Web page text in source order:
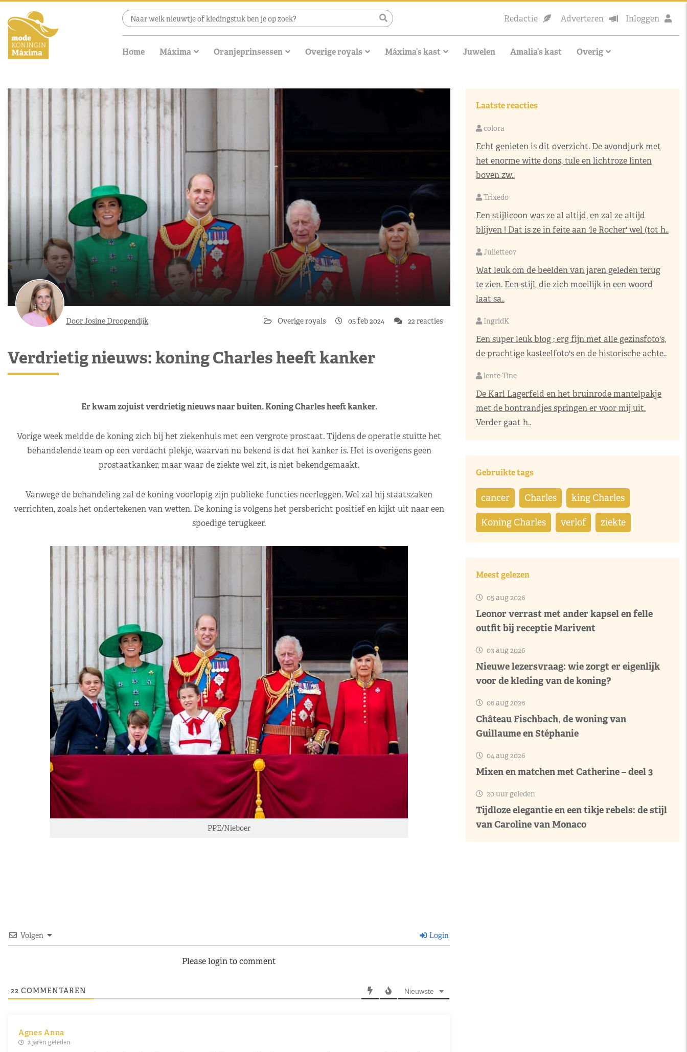
Redactie Adverteren Inloggen
Home Máxima Oranjeprinsessen Overige royals Máxima’s kast Juwelen Amalia’s kast Overig
Door Josine Droogendijk Overige royals 05 feb 2024 22 reacties
Verdrietig nieuws: koning Charles heeft kanker
Er kwam zojuist verdrietig nieuws naar buiten. Koning Charles heeft kanker.
Vorige week meldde de koning zich bij het ziekenhuis met een vergrote prostaat. Tijdens de operatie stuitte het
behandelende team op een verdacht plekje, waarvan nu bekend is dat het kanker is. Het is overigens geen
prostaatkanker, maar waar de ziekte wel zit, is niet bekendgemaakt.
Vanwege de behandeling zal de koning voorlopig zijn publieke functies neerleggen. Wel zal hij staatszaken
verrichten, zoals het ondertekenen van wetten. De koning is volgens het persbericht positief en kijkt uit naar een
spoedige terugkeer.
PPE/Nieboer
Volgen Login
Please login to comment
22 COMMENTAREN Nieuwste
Agnes Anna
2 jaren geleden
Laatste reacties
colora
Echt genieten is dit overzicht. De avondjurk met
het enorme witte dons, tule en lichtroze linten
boven zw..
Trixedo
Een stijlicoon was ze al altijd, en zal ze altijd
blijven ! Dat is ze in feite aan 'le Rocher' wel (tot h..
Juliette07
Wat leuk om de beelden van jaren geleden terug
te zien. Een stijl, die zich moeilijk in een woord
laat sa..
IngridK
Een super leuk blog ; erg fijn met alle gezinsfoto's,
de prachtige kasteelfoto's en de historische achte..
lente-Tine
De Karl Lagerfeld en het bruinrode mantelpakje
met de bontrandjes springen er voor mij uit.
Verder gaat h..
Gebruikte tags
cancer Charles king Charles
Koning Charles verlof ziekte
Meest gelezen
05 aug 2026
Leonor verrast met ander kapsel en felle
outfit bij receptie Marivent
03 aug 2026
Nieuwe lezersvraag: wie zorgt er eigenlijk
voor de kleding van de koning?
06 aug 2026
Château Fischbach, de woning van
Guillaume en Stéphanie
04 aug 2026
Mixen en matchen met Catherine – deel 3
20 uur geleden
Tijdloze elegantie en een tikje rebels: de stijl
van Caroline van Monaco